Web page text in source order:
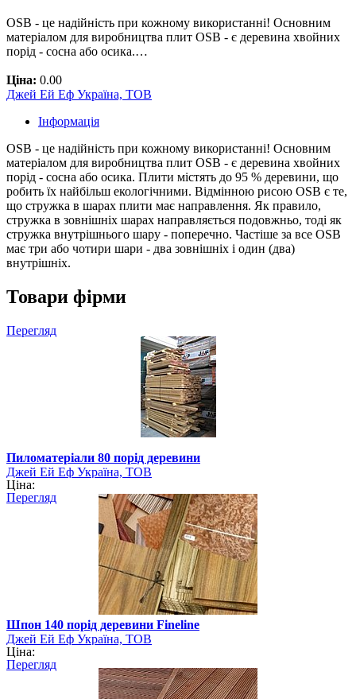
OSB - це надійність при кожному використанні! Основним
матеріалом для виробництва плит OSB - є деревина хвойних
порід - сосна або осика.…
Ціна: 0.00
Джей Ей Еф Україна, ТОВ
Інформація
OSB - це надійність при кожному використанні! Основним
матеріалом для виробництва плит OSB - є деревина хвойних
порід - сосна або осика. Плити містять до 95 % деревини, що
робить їх найбільш екологічними. Відмінною рисою OSB є те,
що стружка в шарах плити має направлення. Як правило,
стружка в зовнішніх шарах направляється подовжньо, тоді як
стружка внутрішнього шару - поперечно. Частіше за все OSB
має три або чотири шари - два зовнішніх і один (два)
внутрішніх.
Товари фірми
Перегляд
Пиломатеріали 80 порід деревини
Джей Ей Еф Україна, ТОВ
Ціна:
Перегляд
Шпон 140 порід деревини Fineline
Джей Ей Еф Україна, ТОВ
Ціна:
Перегляд